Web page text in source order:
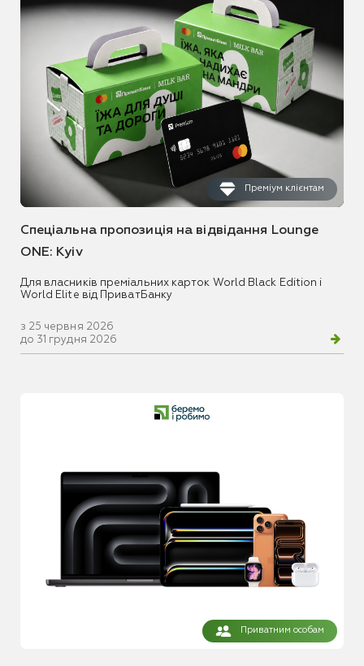
Преміум клієнтам
Спеціальна пропозиція на відвідання Lounge
ONE: Kyiv
Для власників преміальних карток World Black Edition і
World Elite від ПриватБанку
з 25 червня 2026
до 31 грудня 2026
Приватним особам